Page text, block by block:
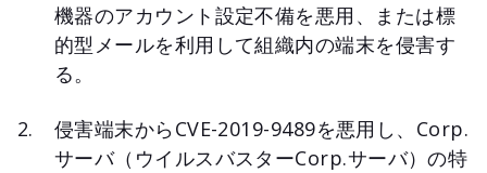
機器のアカウント設定不備を悪用、または標
的型メールを利用して組織内の端末を侵害す
る。
侵害端末からCVE-2019-9489を悪用し、Corp.
サーバ（ウイルスバスターCorp.サーバ）の特